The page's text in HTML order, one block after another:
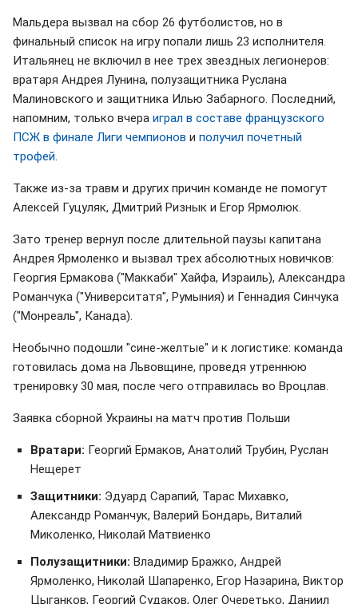
Мальдера вызвал на сбор 26 футболистов, но в
финальный список на игру попали лишь 23 исполнителя.
Итальянец не включил в нее трех звездных легионеров:
вратаря Андрея Лунина, полузащитника Руслана
Малиновского и защитника Илью Забарного. Последний,
напомним, только вчера играл в составе французского
ПСЖ в финале Лиги чемпионов и получил почетный
трофей
Также из-за травм и других причин команде не помогут
Алексей Гуцуляк, Дмитрий Ризнык и Егор Ярмолюк.
Зато тренер вернул после длительной паузы капитана
Андрея Ярмоленко и вызвал трех абсолютных новичков:
Георгия Ермакова ("Маккаби" Хайфа, Израиль), Александра
Романчука ("Университатя", Румыния) и Геннадия Синчука
("Монреаль", Канада).
Необычно подошли "сине-желтые" и к логистике: команда
готовилась дома на Львовщине, проведя утреннюю
тренировку 30 мая, после чего отправилась во Вроцлав.
Заявка сборной Украины на матч против Польши
Вратари: Георгий Ермаков, Анатолий Трубин, Руслан
Нещерет
Защитники: Эдуард Сарапий, Тарас Михавко,
Александр Романчук, Валерий Бондарь, Виталий
Миколенко, Николай Матвиенко
Полузащитники: Владимир Бражко, Андрей
Ярмоленко, Николай Шапаренко, Егор Назарина, Виктор
Цыганков, Георгий Судаков, Олег Очеретько, Даниил